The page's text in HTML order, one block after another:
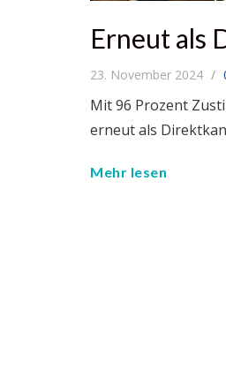
Erneut als
23. November 2024
Mit 96 Prozent
erneut als
Mehr lesen